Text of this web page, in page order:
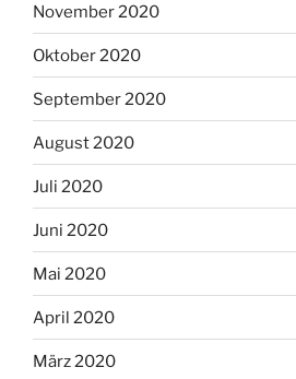
November 2020
Oktober 2020
September 2020
August 2020
Juli 2020
Juni 2020
Mai 2020
April 2020
März 2020